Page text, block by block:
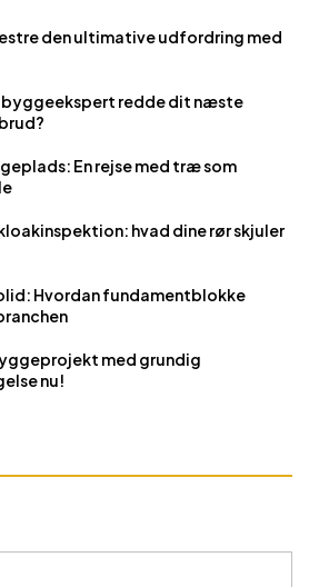
den ultimative udfordring med
byggeekspert redde dit næste
En rejse med træ som
hvad dine rør skjuler
Hvordan fundamentblokke
med grundig
nu!